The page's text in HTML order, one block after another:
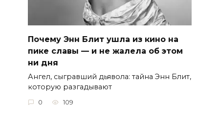
Почему Энн Блит ушла из кино на
пике славы — и не жалела об этом
ни дня
Ангел, сыгравший дьявола: тайна Энн Блит,
которую разгадывают
0 109